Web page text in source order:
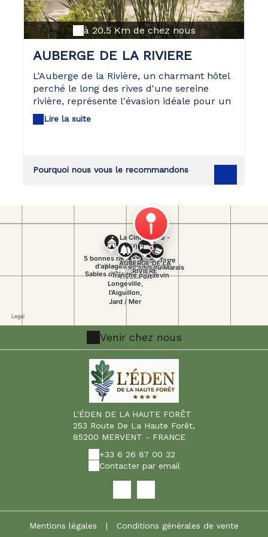
à 20.5 Km de chez nous
AUBERGE DE LA RIVIERE
L'Auberge de la Rivière, un charmant hôtel
perché le long des rives d'une sereine
rivière, représente l'évasion idéale pour un
séjour détendu. Offrant une variété de
chambres, chaque espace est
offrent une vue apaisante sur la rivière,
créant une atmosphère propice à la
vous pourrez vous régaler avec une
cuisine raffinée mettant en avant des plats
locaux et des saveurs internationales. La
possibilité de savourer un repas au
restaurant ajoute une touche
gastronomique exceptionnelle à votre
expérience. Que vous recherchiez un
refuge romantique, un lieu paisible pour
vos voyages d'affaires, l'Auberge de la
Rivière saura vous charmer par son confort
et son ambiance relaxante.
Lire la suite
Pourquoi nous vous le recommandons
Venir chez nous
L'ÉDEN DE LA HAUTE FORÊT
253 Route De La Haute Forêt,
85200 MERVENT - FRANCE
+33 6 26 87 00 32
Contacter par email
Mentions légales | Conditions générales de vente